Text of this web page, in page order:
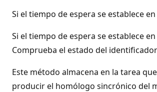
Si el tiempo de espera se establece
Si el tiempo de espera se establece
Comprueba el estado del
Este método almacena en la tarea
producir el homólogo sincrónico del